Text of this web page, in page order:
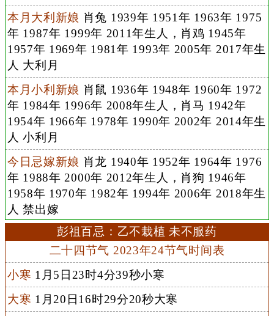
本月大利新娘 肖兔 1939年 1951年 1963年 1975
年 1987年 1999年 2011年生人，肖鸡 1945年
1957年 1969年 1981年 1993年 2005年 2017年生
人 大利月
本月小利新娘 肖鼠 1936年 1948年 1960年 1972
年 1984年 1996年 2008年生人，肖马 1942年
1954年 1966年 1978年 1990年 2002年 2014年生
人 小利月
今日忌嫁新娘 肖龙 1940年 1952年 1964年 1976
年 1988年 2000年 2012年生人，肖狗 1946年
1958年 1970年 1982年 1994年 2006年 2018年生
人 禁出嫁
彭祖百忌：乙不栽植 未不服药
二十四节气 2023年24节气时间表
小寒 1月5日23时4分39秒小寒
大寒 1月20日16时29分20秒大寒